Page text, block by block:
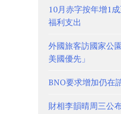
10月赤字按年增1
福利支出
外國旅客訪國家公
美國優先」
BNO要求增加仍在
財相李韻晴周三公